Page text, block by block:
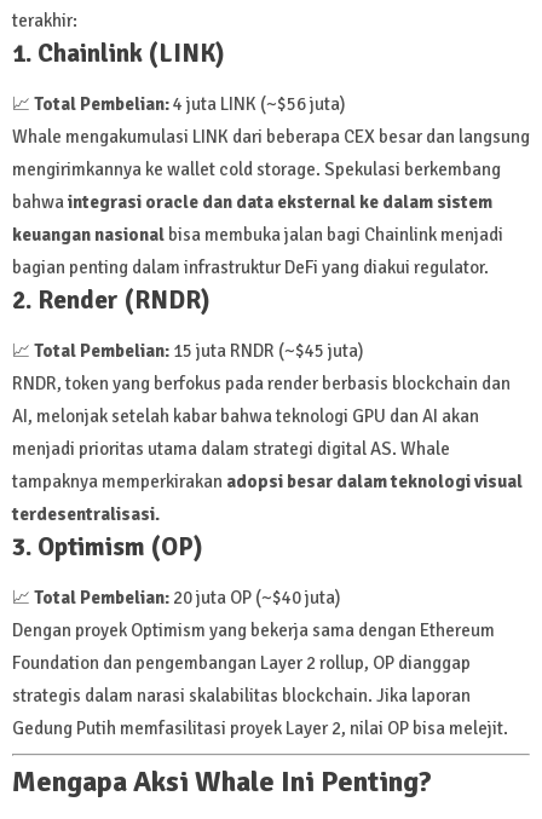
terakhir:
1. Chainlink (LINK)
📈 Total Pembelian:4 juta LINK (~$56 juta)
Whale mengakumulasi LINK dari beberapa CEX besar dan langsung
mengirimkannya ke wallet cold storage. Spekulasi berkembang
bahwaintegrasi oracle dan data eksternal ke dalam sistem
keuangan nasional bisa membuka jalan bagi Chainlink menjadi
bagian penting dalam infrastruktur DeFi yang diakui regulator.
2. Render (RNDR)
📈 Total Pembelian: 15 juta RNDR (~$45 juta)
RNDR, token yang berfokus pada render berbasis blockchain dan
AI, melonjak setelah kabar bahwa teknologi GPU dan AI akan
menjadi prioritas utama dalam strategi digital AS. Whale
tampaknya memperkirakan adopsi besar dalam teknologi visual
terdesentralisasi.
3. Optimism (OP)
📈 Total Pembelian: 20 juta OP (~$40 juta)
Dengan proyek Optimism yang bekerja sama dengan Ethereum
Foundation dan pengembangan Layer 2 rollup, OP dianggap
strategis dalam narasi skalabilitas blockchain. Jika laporan
Gedung Putih memfasilitasi proyek Layer 2, nilai OP bisa melejit.
Mengapa Aksi Whale Ini Penting?